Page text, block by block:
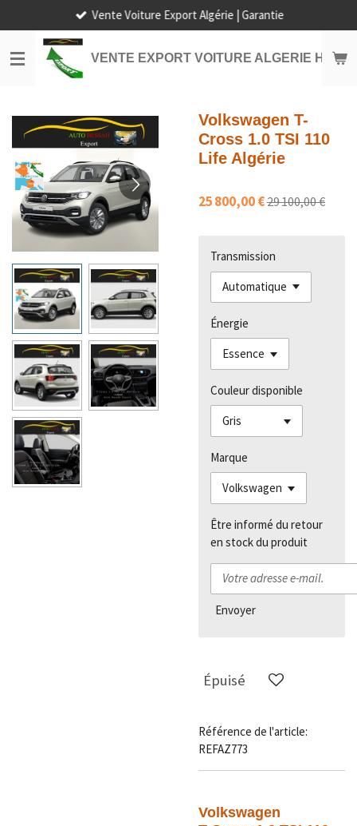
au
contenu
principal
VENTE EXPORT VOITURE ALGERIE HORS
Vente Voiture Export Algérie | Garantie
Volkswagen T-
Cross 1.0 TSI 110
Life Algérie
25 800,00 €29 100,00 €
Transmission
Énergie
Couleur disponible
Marque
Être informé du retour
en stock du produit
Envoyer
Épuisé
Référence de l'article:
REFAZ773
Volkswagen